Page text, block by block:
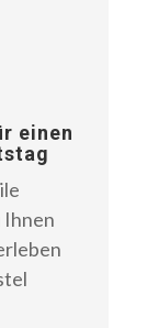
einen
Ihnen